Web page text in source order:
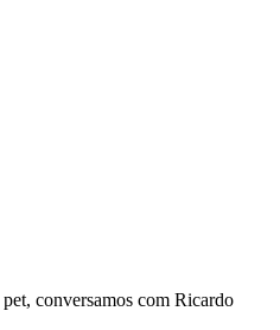
conversamos com Ricardo